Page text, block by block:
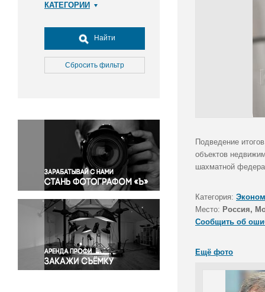
КАТЕГОРИИ
Досуг, туризм и отдых
Культура
Медицина
Окружающая среда
Политика
Правосудие
Происшествия и конфликты
Религия
Светская жизнь
Спорт
Экология
Экономика и бизнес
Найти
Сбросить фильтр
Подведение
объектов
шахматной
Категория:
Место: Россия,
Сообщить об
Ещё фото